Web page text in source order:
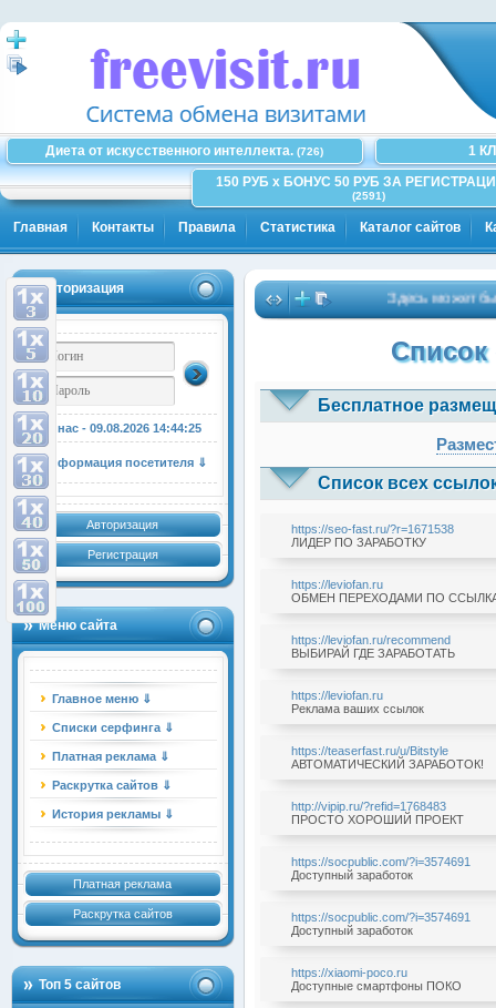
Диета от искусственного интеллекта. (726)
1
150 РУБ x БОНУС 50 РУБ ЗА
(2591)
Главная Контакты Правила Статистика Каталог сайтов
Авторизация
У нас - 09.08.2026 14:44:25
Информация посетителя ⇓
Авторизация
Регистрация
Меню сайта
Главное меню ⇓
Списки серфинга ⇓
Платная реклама ⇓
Раскрутка сайтов ⇓
История рекламы ⇓
Платная реклама
Раскрутка сайтов
Топ 5 сайтов
Здесь может быть
Список
Бесплатное
Список всех
https://seo-fast.ru/?r=1671538
ЛИДЕР ПО ЗАРАБОТКУ
https://leviofan.ru
ОБМЕН ПЕРЕХОДАМИ ПО
https://leviofan.ru/recommend
ВЫБИРАЙ ГДЕ ЗАРАБОТАТЬ
https://leviofan.ru
Реклама ваших ссылок
https://teaserfast.ru/u/Bitstyle
АВТОМАТИЧЕСКИЙ ЗАРАБОТОК!
http://vipip.ru/?refid=1768483
ПРОСТО ХОРОШИЙ ПРОЕКТ
https://socpublic.com/?i=3574691
Доступный заработок
https://socpublic.com/?i=3574691
Доступный заработок
https://xiaomi-poco.ru
Доступные смартфоны ПОКО